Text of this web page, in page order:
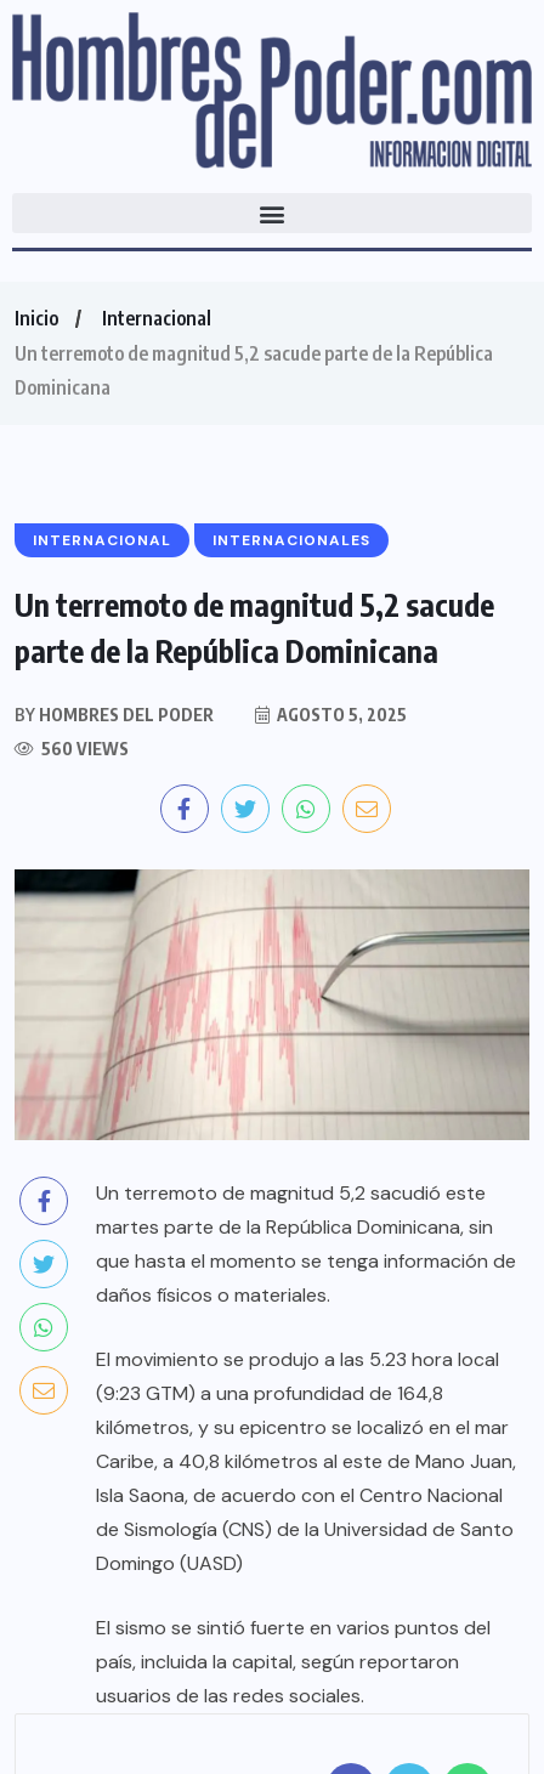
Inicio
Internacional
Un terremoto de magnitud 5,2 sacude parte de la República
Dominicana
INTERNACIONAL INTERNACIONALES
Un terremoto de magnitud 5,2 sacude
parte de la República Dominicana
BY HOMBRES DEL PODER
AGOSTO 5, 2025
560 VIEWS
Un terremoto de magnitud 5,2 sacudió este
martes parte de la República Dominicana, sin
que hasta el momento se tenga información de
daños físicos o materiales.
El movimiento se produjo a las 5.23 hora local
(9:23 GTM) a una profundidad de 164,8
kilómetros, y su epicentro se localizó en el mar
Caribe, a 40,8 kilómetros al este de Mano Juan,
Isla Saona, de acuerdo con el Centro Nacional
de Sismología (CNS) de la Universidad de Santo
Domingo (UASD)
El sismo se sintió fuerte en varios puntos del
país, incluida la capital, según reportaron
usuarios de las redes sociales.